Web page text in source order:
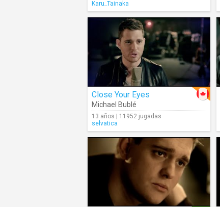
Karu_Tainaka
Close Your Eyes
Michael Bublé
13 años | 11952 jugadas
selvatica